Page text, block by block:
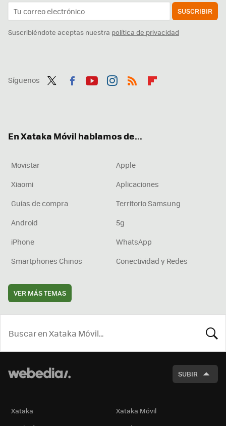
SUSCRIBIR
Suscribiéndote aceptas nuestra política de privacidad
Síguenos
En Xataka Móvil hablamos de...
Movistar
Apple
Xiaomi
Aplicaciones
Guías de compra
Territorio Samsung
Android
5g
iPhone
WhatsApp
Smartphones Chinos
Conectividad y Redes
VER MÁS TEMAS
SUBIR
Xataka
Xataka Móvil